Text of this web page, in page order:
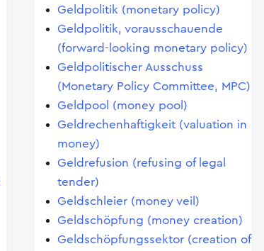
Geldpolitik (monetary policy)
Geldpolitik, vorausschauende
(forward-looking monetary policy)
Geldpolitischer Ausschuss
(Monetary Policy Committee, MPC)
Geldpool (money pool)
Geldrechenhaftigkeit (valuation in
money)
Geldrefusion (refusing of legal
tender)
Geldschleier (money veil)
Geldschöpfung (money creation)
Geldschöpfungssektor (creation of